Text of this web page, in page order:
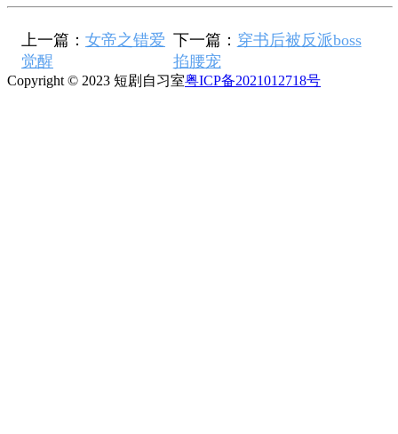
上一篇： 女帝之错爱
觉醒
下一篇： 穿书后被反派boss
掐腰宠
Copyright © 2023 短剧自习室粤ICP备2021012718号